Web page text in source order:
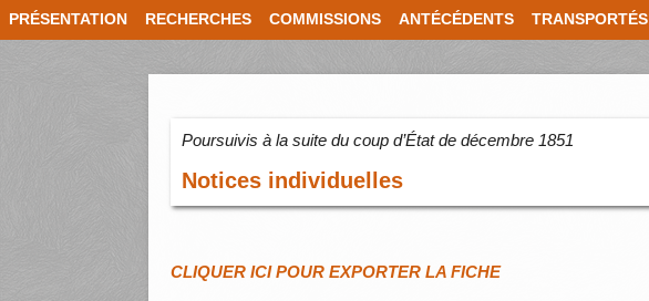
PRÉSENTATION RECHERCHES COMMISSIONS ANTÉCÉDENTS TRANSPORTÉS
Poursuivis à la suite du coup d’État de décembre 1851
Notices individuelles
CLIQUER ICI POUR EXPORTER LA FICHE